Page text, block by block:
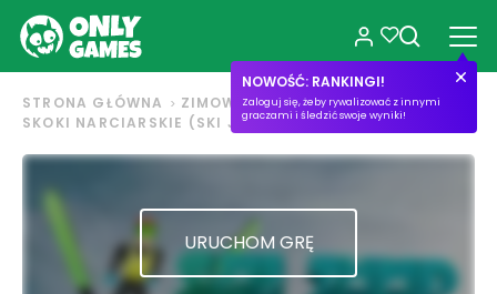
NOWOŚĆ: RANKINGI!
Zaloguj się, żeby rywalizować z innymi
graczami i śledzić swoje wyniki!
STRONA GŁÓWNA
ZIMOWE
SKOKI NARCIARSKIE (SKI JUMP)
URUCHOM GRĘ